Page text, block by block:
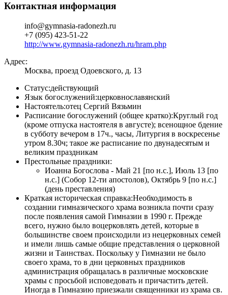
Контактная информация
info@gymnasia-radonezh.ru
+7 (095) 423-51-22
http://www.gymnasia-radonezh.ru/hram.php
Адрес:
Москва, проезд Одоевского, д. 13
Статус:действующий
Язык богослужений:церковнославянский
Настоятель:отец Сергий Вязьмин
Расписание богослужений (общее кратко):Круглый год
(кроме отпуска настоятеля в августе); всенощное бдение
в субботу вечером в 17ч., часы, Литургия в воскресенье
утром 8.30ч; такое же расписание по двунадесятым и
великим праздникам
Престольные праздники:
Иоанна Богослова - Май 21 [по н.с.], Июль 13 [по
н.с.] (Собор 12-ти апостолов), Октябрь 9 [по н.с.]
(день преставления)
Краткая историческая справка:Необходимость в
создании гимназического храма возникла почти сразу
после появления самой Гимназии в 1990 г. Прежде
всего, нужно было воцерковлять детей, которые в
большинстве своем происходили из нецерковных семей
и имели лишь самые общие представления о церковной
жизни и Таинствах. Поскольку у Гимназии не было
своего храма, то в дни церковных праздников
администрация обращалась в различные московские
храмы с просьбой исповедовать и причастить детей.
Иногда в Гимназию приезжали священники из храма св.